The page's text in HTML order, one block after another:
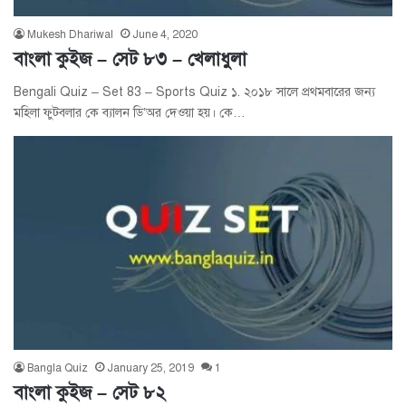
Mukesh Dhariwal June 4, 2020
বাংলা কুইজ – সেট ৮৩ – খেলাধুলা
Bengali Quiz – Set 83 – Sports Quiz ১. ২০১৮ সালে প্রথমবারের জন্য
মহিলা ফুটবলার কে ব্যালন ডি’অর দেওয়া হয়। কে…
Bangla Quiz January 25, 2019 1
বাংলা কুইজ – সেট ৮২